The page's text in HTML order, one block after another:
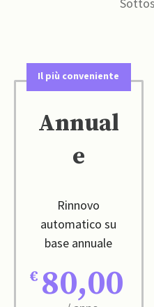
Il più conveniente
Annual
e
Rinnovo
automatico su
base annuale
80,00